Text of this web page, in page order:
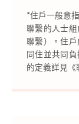
*住戶一般意
聯繫的人士
聯繫）。住
同住並共同
的定義詳見《